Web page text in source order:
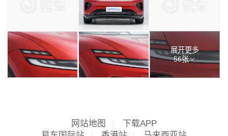
展开更多
56张
网站地图
下载APP